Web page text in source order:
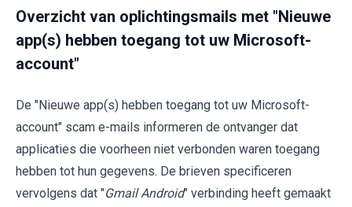
Overzicht van oplichtingsmails met "Nieuwe
app(s) hebben toegang tot uw Microsoft-
account"
De "Nieuwe app(s) hebben toegang tot uw Microsoft-
account" scam e-mails informeren de ontvanger dat
applicaties die voorheen niet verbonden waren toegang
hebben tot hun gegevens. De brieven specificeren
vervolgens dat "Gmail Android" verbinding heeft gemaakt